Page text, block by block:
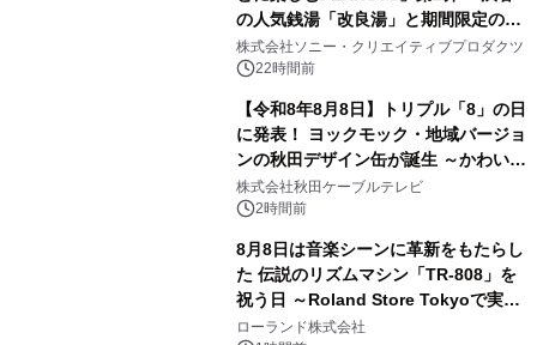
の人気銭湯「改良湯」と期間限定のコ
ラボレーション サウナイキタイコラ
ボグッズも発売決定！
株式会社ソニー・クリエイティブプロダクツ
22時間前
【令和8年8月8日】トリプル「8」の日
に発表！ ヨックモック・地域バージョ
ンの秋田デザイン缶が誕生 ～かわいい
秋田犬の子犬と秋田の四季と名所を巡
るパッケージ～ 9月1日(火)秋田県内で
株式会社秋田ケーブルテレビ
2時間前
8月8日は音楽シーンに革新をもたらし
た 伝説のリズムマシン「TR-808」を
祝う日 ～Roland Store Tokyoで実機
を展示しての 記念キャンペーンを開
ローランド株式会社